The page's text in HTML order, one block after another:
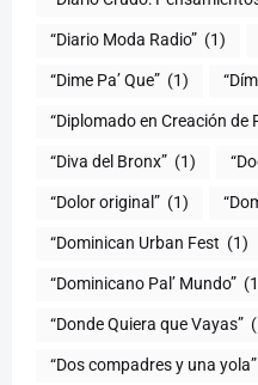
“Diario Moda Radio” (1)
“Dime Pa’ Que” (1)
“Diplomado en Creación de
“Diva del Bronx” (1)
“Dolor original” (1)
“Dominican Urban Fest (1)
“Dominicano Pal’ Mundo”
“Donde Quiera que Vayas”
“Dos compadres y una yola”